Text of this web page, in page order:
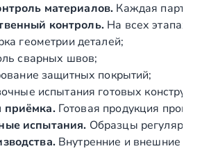
материалов. Каждая партия
контроль.На всех этапах
геометрии деталей;
сварных швов;
защитных покрытий;
испытания готовых
приёмка.Готовая продукция
испытания. Образцы регулярно
Внутренние и внешние